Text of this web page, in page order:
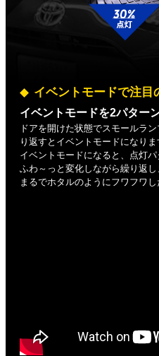
イベントモードで注目
イベントモードを2パターン
ドアを開けた状態でスモールラ
り返すとイベントモードになりま
イベントモードになると、点灯
ふわ～っと変化しながら繰り返し
まるでホタルのようにフワフワ